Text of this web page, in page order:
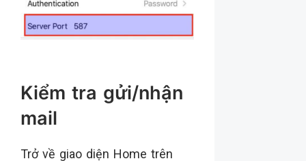
Kiểm tra gửi/nhận
mail
Trở về giao diện Home trên